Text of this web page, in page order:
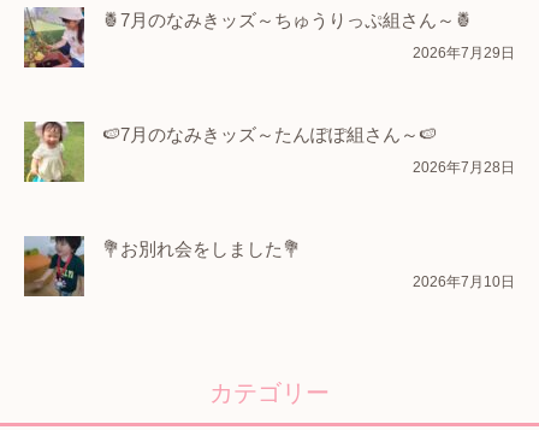
🍍7月のなみきッズ～ちゅうりっぷ組さん～🍍
2026年7月29日
🍉7月のなみきッズ～たんぽぽ組さん～🍉
2026年7月28日
💐お別れ会をしました💐
2026年7月10日
カテゴリー